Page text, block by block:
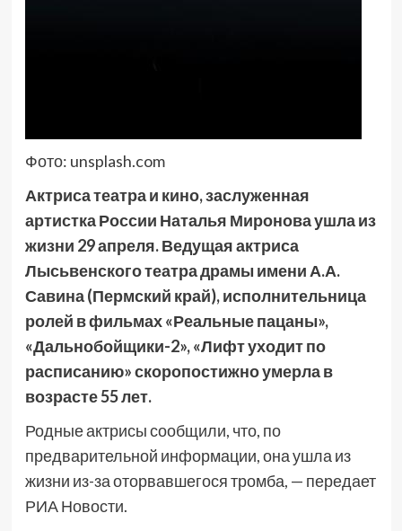
Фото: unsplash.com
Актриса театра и кино, заслуженная
артистка России Наталья Миронова ушла из
жизни 29 апреля.Ведущая актриса
Лысьвенского театра драмы имени А.А.
Савина (Пермский край), исполнительница
ролей в фильмах «Реальные пацаны»,
«Дальнобойщики-2», «Лифт уходит по
расписанию» скоропостижно умерла в
возрасте 55 лет.
Родные актрисы сообщили, что, по
предварительной информации, она ушла из
жизни из-за оторвавшегося тромба, — передает
РИА Новости.